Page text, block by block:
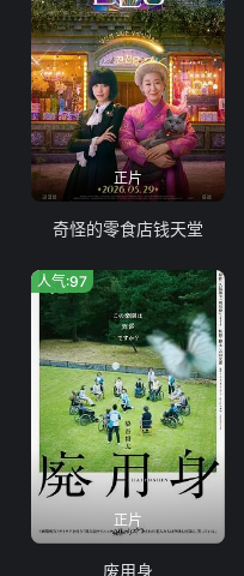
正片
奇怪的零食店钱天堂
正片
人气:97
废用身